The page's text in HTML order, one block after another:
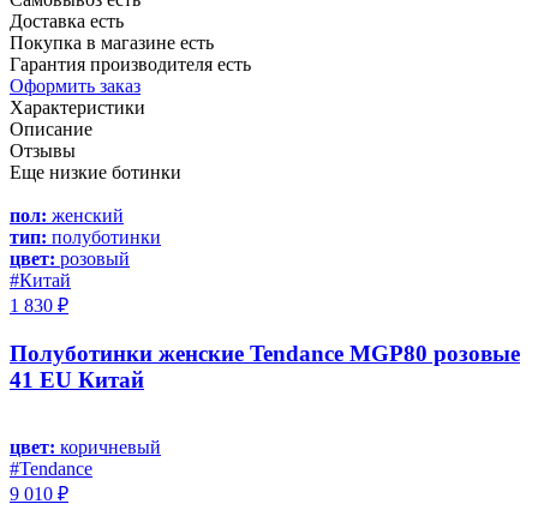
Доставка есть
Покупка в магазине есть
Гарантия производителя есть
Оформить заказ
Характеристики
Описание
Отзывы
Еще низкие ботинки
пол: женский
тип: полуботинки
цвет: розовый
#Китай
1 830 ₽
Полуботинки женские Tendance MGP80 розовые
41 EU Китай
цвет: коричневый
#Tendance
9 010 ₽